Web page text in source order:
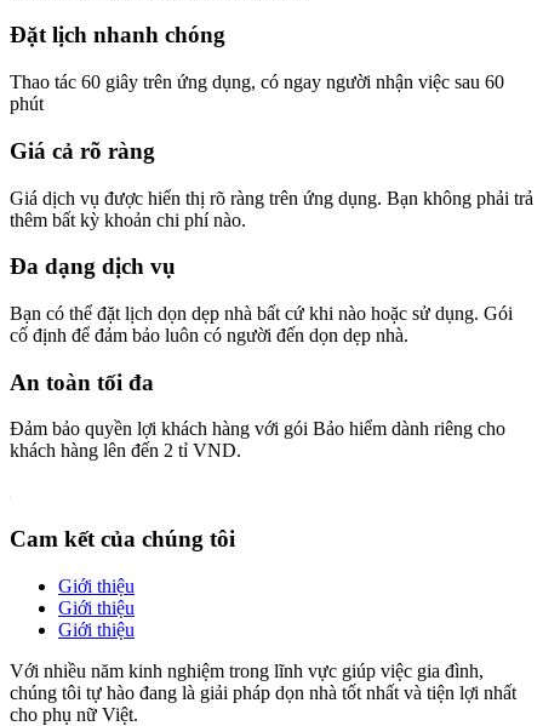
Đặt lịch nhanh chóng
Thao tác 60 giây trên ứng dụng, có ngay người nhận việc sau 60
phút
Giá cả rõ ràng
Giá dịch vụ được hiển thị rõ ràng trên ứng dụng. Bạn không phải trả
thêm bất kỳ khoản chi phí nào.
Đa dạng dịch vụ
Bạn có thể đặt lịch dọn dẹp nhà bất cứ khi nào hoặc sử dụng. Gói
cố định để đảm bảo luôn có người đến dọn dẹp nhà.
An toàn tối đa
Đảm bảo quyền lợi khách hàng với gói Bảo hiểm dành riêng cho
khách hàng lên đến 2 tỉ VND.
Cam kết của chúng tôi
Giới thiệu
Giới thiệu
Giới thiệu
Với nhiều năm kinh nghiệm trong lĩnh vực giúp việc gia đình,
chúng tôi tự hào đang là giải pháp dọn nhà tốt nhất và tiện lợi nhất
cho phụ nữ Việt.